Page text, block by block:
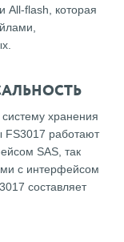
All-flash, которая
хранения
FS3017 работают
SAS, так
с интерфейсом
составляет